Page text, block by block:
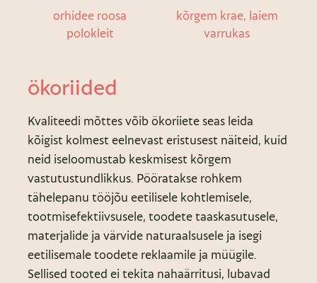
orhidee roosa
polokleit
kõrgem krae, laiem
varrukas
ökoriided
Kvaliteedi mõttes võib ökoriiete seas leida
kõigist kolmest eelnevast eristusest näiteid, kuid
neid iseloomustab keskmisest kõrgem
vastutustundlikkus. Pööratakse rohkem
tähelepanu tööjõu eetilisele kohtlemisele,
tootmisefektiivsusele, toodete taaskasutusele,
materjalide ja värvide naturaalsusele ja isegi
eetilisemale toodete reklaamile ja müügile.
Sellised tooted ei tekita nahaärritusi, lubavad